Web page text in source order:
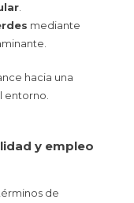
.
mediante
hacia una
entorno.
y empleo
de